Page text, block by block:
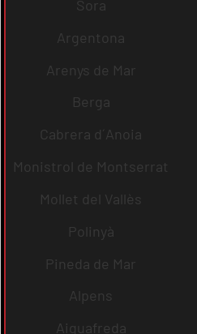
Sora
Argentona
Arenys de Mar
Berga
Cabrera d´Anoia
Monistrol de Montserrat
Mollet del Vallès
Polinyà
Pineda de Mar
Alpens
Aiguafreda